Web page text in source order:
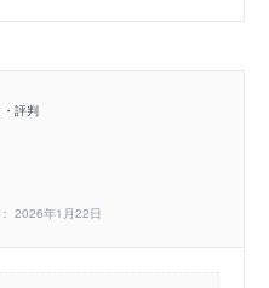
評判
2026年1月22日